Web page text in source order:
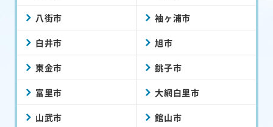
八街市 袖ヶ浦市
白井市 旭市
東金市 銚子市
富里市 大網白里市
山武市 館山市